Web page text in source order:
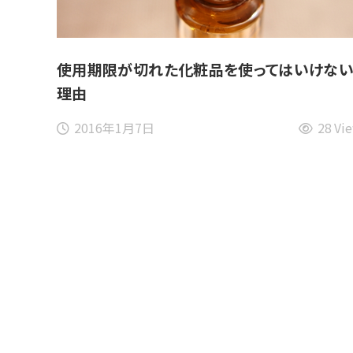
使用期限が切れた化粧品を使ってはいけない
理由
2016年1月7日 28